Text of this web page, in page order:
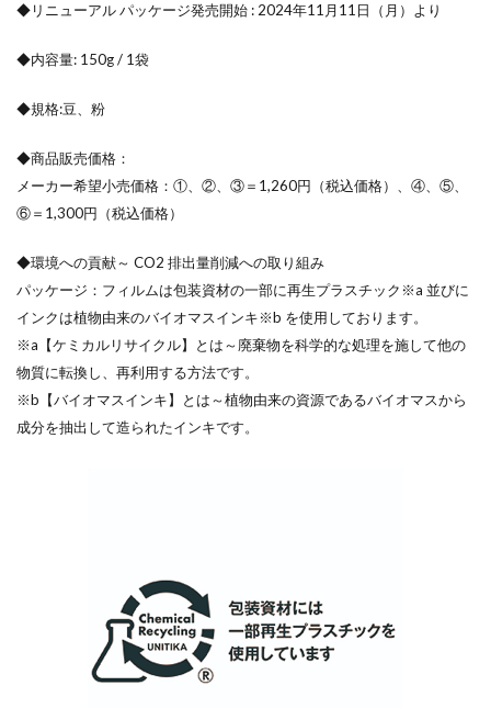
◆リニューアル パッケージ発売開始 : 2024年11月11日（月）より
◆内容量: 150g / 1袋
◆規格:豆、粉
◆商品販売価格：
メーカー希望小売価格：①、②、③＝1,260円（税込価格）、④、⑤、
⑥＝1,300円（税込価格）
◆環境への貢献～ CO2 排出量削減への取り組み
パッケージ：フィルムは包装資材の一部に再生プラスチック※a 並びに
インクは植物由来のバイオマスインキ※b を使用しております。
※a【ケミカルリサイクル】とは～廃棄物を科学的な処理を施して他の
物質に転換し、再利用する方法です。
※b【バイオマスインキ】とは～植物由来の資源であるバイオマスから
成分を抽出して造られたインキです。